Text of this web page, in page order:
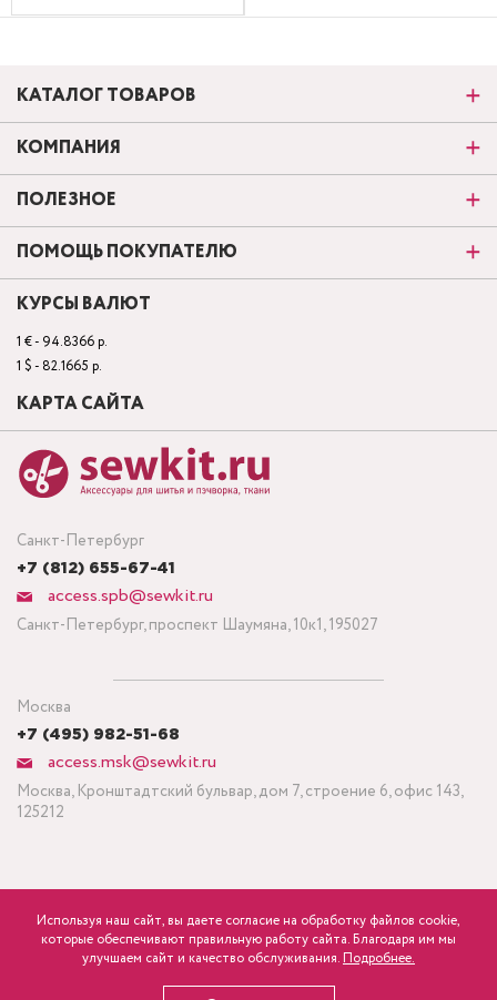
розница
Санкт-Петербург
+7 (812) 655-67-41
access.spb@sewkit.ru
Санкт-Петербург, проспект Шаумяна, 10к1, 195027
Москва
+7 (495) 982-51-68
access.msk@sewkit.ru
Москва, Кронштадтский бульвар, дом 7, строение 6, офис 143,
125212
КАТАЛОГ ТОВАРОВ
КОМПАНИЯ
ПОЛЕЗНОЕ
ПОМОЩЬ ПОКУПАТЕЛЮ
КУРСЫ ВАЛЮТ
1 € - 94.8366 р.
1 $ - 82.1665 р.
КАРТА САЙТА
Политика конфиденциальности
ПОДПИСАТЬСЯ НА НОВОСТИ
Используя наш сайт, вы даете согласие на обработку файлов cookie,
которые обеспечивают правильную работу сайта. Благодаря им мы
улучшаем сайт и качество обслуживания. Подробнее.